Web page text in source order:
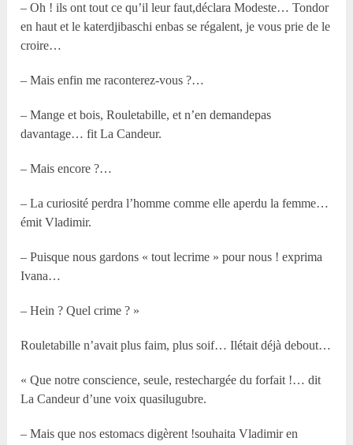
– Oh ! ils ont tout ce qu’il leur faut,déclara Modeste… Tondor
en haut et le katerdjibaschi enbas se régalent, je vous prie de le
croire…
– Mais enfin me raconterez-vous ?…
– Mange et bois, Rouletabille, et n’en demandepas
davantage… fit La Candeur.
– Mais encore ?…
– La curiosité perdra l’homme comme elle aperdu la femme…
émit Vladimir.
– Puisque nous gardons « tout lecrime » pour nous ! exprima
Ivana…
– Hein ? Quel crime ? »
Rouletabille n’avait plus faim, plus soif… Ilétait déjà debout…
« Que notre conscience, seule, restechargée du forfait !… dit
La Candeur d’une voix quasilugubre.
– Mais que nos estomacs digèrent !souhaita Vladimir en